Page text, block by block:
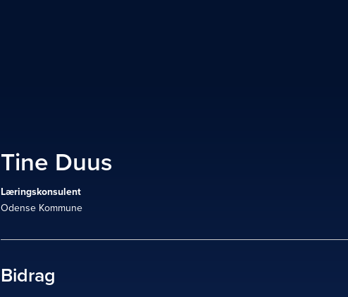
Tine Duus
Læringskonsulent
Odense Kommune
Bidrag